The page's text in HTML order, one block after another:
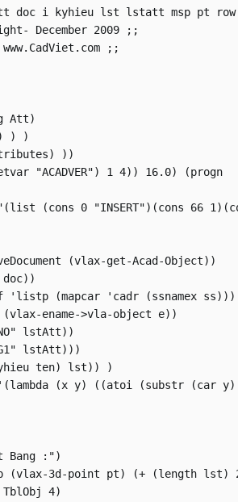
doc i kyhieu lst lstatt msp pt
December 2009 ;;
;;
Att)
) )
))
"ACADVER") 1 4)) 16.0) (progn
(cons 0 "INSERT")(cons 66 1)(cons
(vlax-get-Acad-Object))
doc))
'listp (mapcar 'cadr (ssnamex ss)))
ename->vla-object e))
lstAtt))
lstAtt)))
ten) lst)) )
(x y) ((atoi (substr (car
Bang :")
(vlax-3d-point pt) (+ (length lst)
4)